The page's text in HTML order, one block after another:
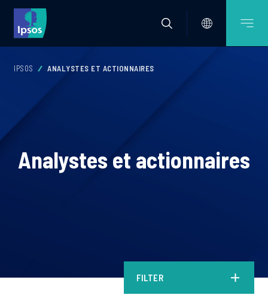
IPSOS ANALYSTES ET ACTIONNAIRES
Analystes et actionnaires
FILTER